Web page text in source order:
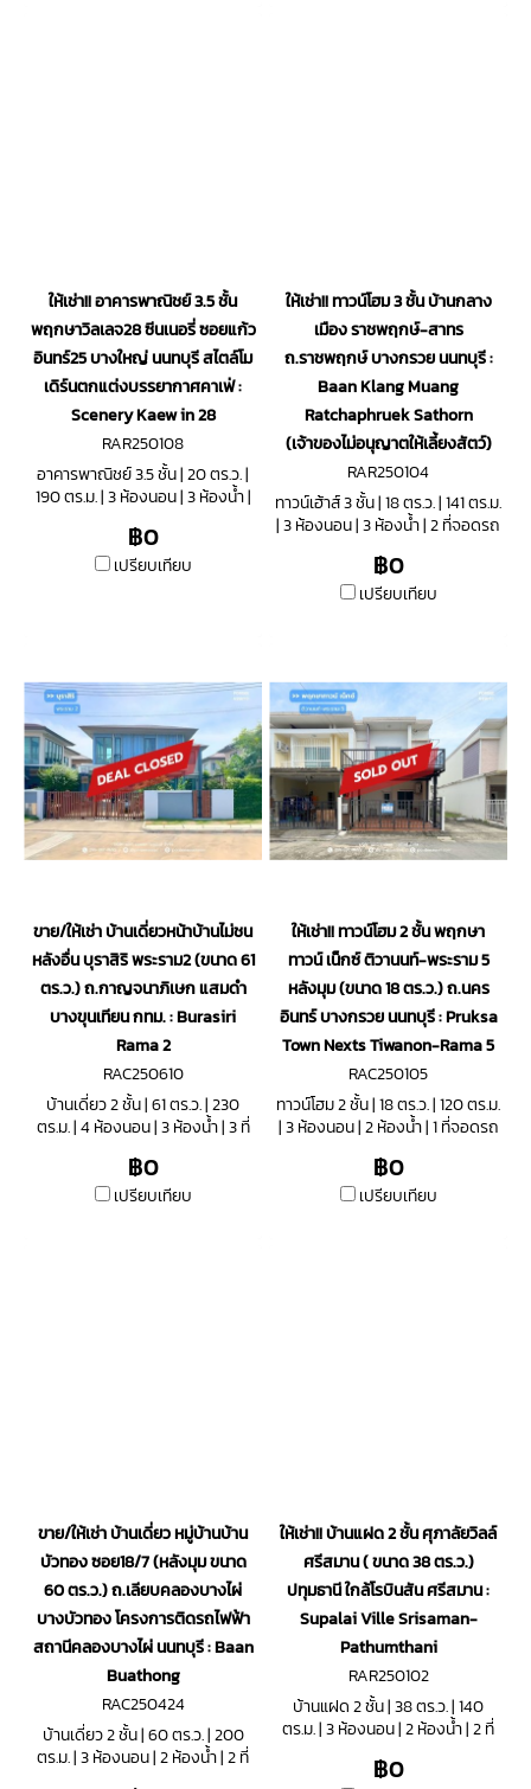
ให้เช่า!! อาคารพาณิชย์ 3.5 ชั้น
พฤกษาวิลเลจ28 ซีนเนอรี่ ซอยแก้ว
อินทร์25 บางใหญ่ นนทบุรี สไตล์โม
เดิร์นตกแต่งบรรยากาศคาเฟ่ :
Scenery Kaew in 28
RAR250108
อาคารพาณิชย์ 3.5 ชั้น | 20 ตร.ว. |
190 ตร.ม. | 3 ห้องนอน | 3 ห้องน้ำ |
฿0
เปรียบเทียบ
ให้เช่า!! ทาวน์โฮม 3 ชั้น บ้านกลาง
เมือง ราชพฤกษ์-สาทร
ถ.ราชพฤกษ์ บางกรวย นนทบุรี :
Baan Klang Muang
Ratchaphruek Sathorn
(เจ้าของไม่อนุญาตให้เลี้ยงสัตว์)
RAR250104
ทาวน์เฮ้าส์ 3 ชั้น | 18 ตร.ว. | 141 ตร.ม.
| 3 ห้องนอน | 3 ห้องน้ำ | 2 ที่จอดรถ
฿0
เปรียบเทียบ
ขาย/ให้เช่า บ้านเดี่ยวหน้าบ้านไม่ชน
หลังอื่น บุราสิริ พระราม2 (ขนาด 61
ตร.ว.) ถ.กาญจนาภิเษก แสมดำ
บางขุนเทียน กทม. : Burasiri
Rama 2
RAC250610
บ้านเดี่ยว 2 ชั้น | 61 ตร.ว. | 230
ตร.ม. | 4 ห้องนอน | 3 ห้องน้ำ | 3 ที่
฿0
เปรียบเทียบ
ให้เช่า!! ทาวน์โฮม 2 ชั้น พฤกษา
ทาวน์ เน็กซ์ ติวานนท์-พระราม 5
หลังมุม (ขนาด 18 ตร.ว.) ถ.นคร
อินทร์ บางกรวย นนทบุรี : Pruksa
Town Nexts Tiwanon-Rama 5
RAC250105
ทาวน์โฮม 2 ชั้น | 18 ตร.ว. | 120 ตร.ม.
| 3 ห้องนอน | 2 ห้องน้ำ | 1 ที่จอดรถ
฿0
เปรียบเทียบ
ขาย/ให้เช่า บ้านเดี่ยว หมู่บ้านบ้าน
บัวทอง ซอย18/7 (หลังมุม ขนาด
60 ตร.ว.) ถ.เลียบคลองบางไผ่
บางบัวทอง โครงการติดรถไฟฟ้า
สถานีคลองบางไผ่ นนทบุรี : Baan
Buathong
RAC250424
บ้านเดี่ยว 2 ชั้น | 60 ตร.ว. | 200
ตร.ม. | 3 ห้องนอน | 2 ห้องน้ำ | 2 ที่
ให้เช่า!! บ้านแฝด 2 ชั้น ศุภาลัยวิลล์
ศรีสมาน ( ขนาด 38 ตร.ว.)
ปทุมธานี ใกล้โรบินสัน ศรีสมาน :
Supalai Ville Srisaman-
Pathumthani
RAR250102
บ้านแฝด 2 ชั้น | 38 ตร.ว. | 140
ตร.ม. | 3 ห้องนอน | 2 ห้องน้ำ | 2 ที่
฿0